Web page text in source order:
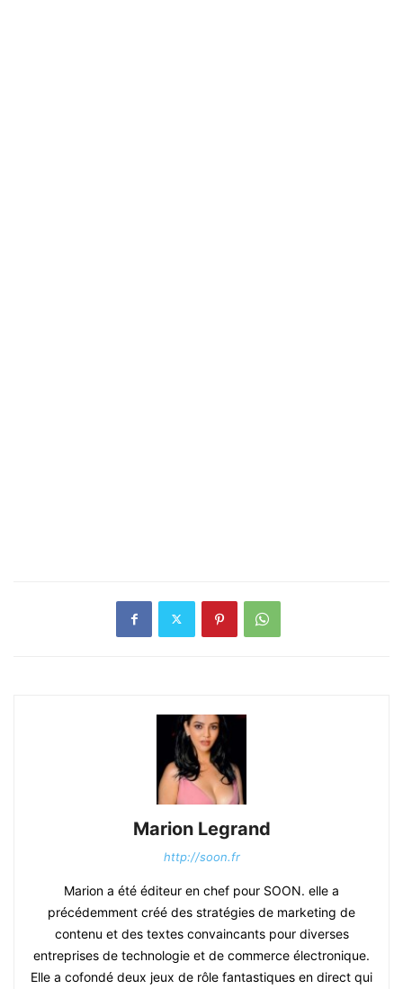
Marion Legrand
http://soon.fr
Marion a été éditeur en chef pour SOON. elle a
précédemment créé des stratégies de marketing de
contenu et des textes convaincants pour diverses
entreprises de technologie et de commerce électronique.
Elle a cofondé deux jeux de rôle fantastiques en direct qui